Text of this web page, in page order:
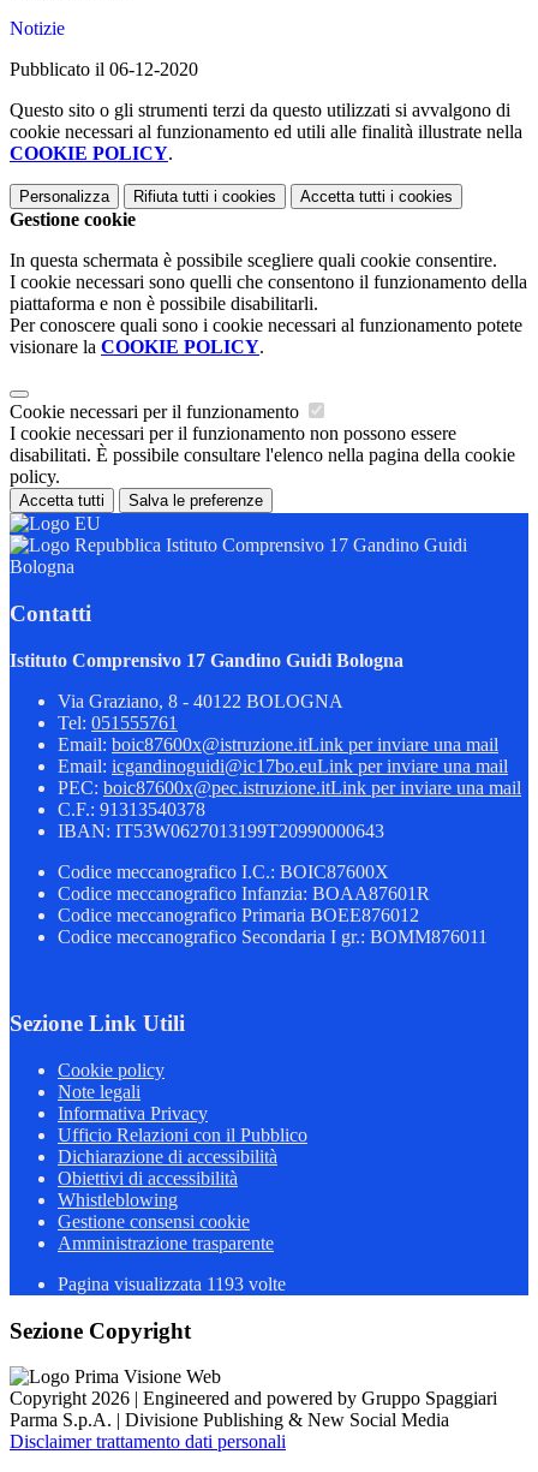
Notizie
Pubblicato il 06-12-2020
Questo sito o gli strumenti terzi da questo utilizzati si avvalgono di
cookie necessari al funzionamento ed utili alle finalità illustrate nella
COOKIE POLICY.
Personalizza Rifiuta tutti i cookies Accetta tutti i cookies
Gestione cookie
In questa schermata è possibile scegliere quali cookie consentire.
I cookie necessari sono quelli che consentono il funzionamento della
piattaforma e non è possibile disabilitarli.
Per conoscere quali sono i cookie necessari al funzionamento potete
visionare la COOKIE POLICY.
Cookie necessari per il funzionamento
I cookie necessari per il funzionamento non possono essere
disabilitati. È possibile consultare l'elenco nella pagina della cookie
policy.
Accetta tutti Salva le preferenze
Istituto Comprensivo 17 Gandino Guidi
Bologna
Contatti
Istituto Comprensivo 17 Gandino Guidi Bologna
Via Graziano, 8 - 40122 BOLOGNA
Tel: 051555761
Email: boic87600x@istruzione.itLink per inviare una mail
Email: icgandinoguidi@ic17bo.euLink per inviare una mail
PEC: boic87600x@pec.istruzione.itLink per inviare una mail
C.F.: 91313540378
IBAN: IT53W0627013199T20990000643
Codice meccanografico I.C.: BOIC87600X
Codice meccanografico Infanzia: BOAA87601R
Codice meccanografico Primaria BOEE876012
Codice meccanografico Secondaria I gr.: BOMM876011
Sezione Link Utili
Cookie policy
Note legali
Informativa Privacy
Ufficio Relazioni con il Pubblico
Dichiarazione di accessibilità
Obiettivi di accessibilità
Whistleblowing
Gestione consensi cookie
Amministrazione trasparente
Pagina visualizzata 1193 volte
Sezione Copyright
Copyright 2026 | Engineered and powered by Gruppo Spaggiari
Parma S.p.A. | Divisione Publishing & New Social Media
Disclaimer trattamento dati personali